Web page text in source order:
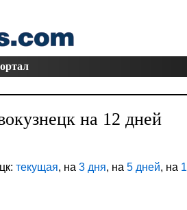
на 12 дней
текущая, на3 дня, на5 дней, на